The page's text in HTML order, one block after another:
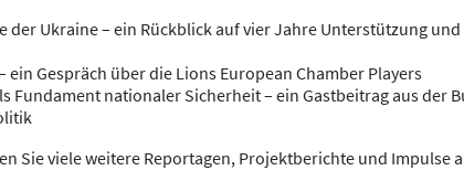
der Ukraine – ein Rückblick auf vier Jahre Unterstützung
ein Gespräch über die Lions European Chamber Players
Fundament nationaler Sicherheit – ein Gastbeitrag aus der
Sie viele weitere Reportagen, Projektberichte und Impulse